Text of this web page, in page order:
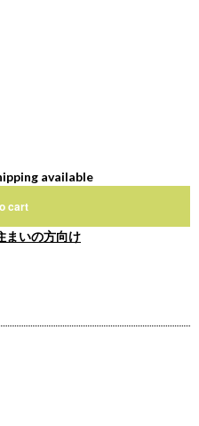
available
cart
まいの方向け